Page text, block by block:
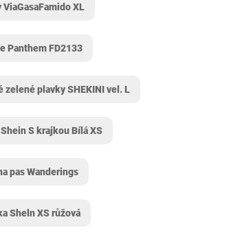
XL
Panthem FD2133
zelené plavky SHEKINI vel. L
S krajkou Bílá XS
pas Wanderings
Sheln XS růžová